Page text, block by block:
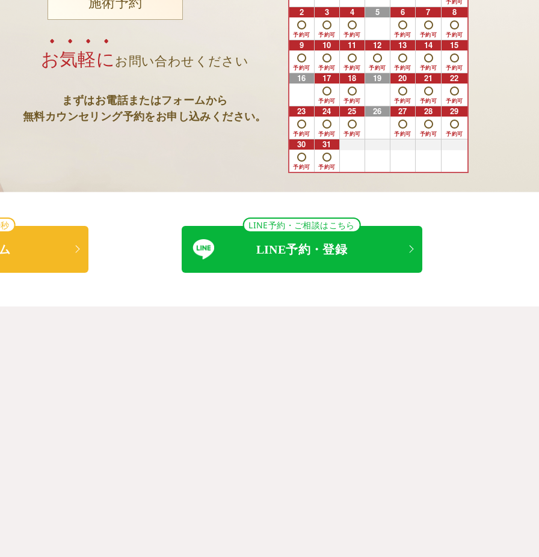
お気軽に お問い合わせください
まずはお電話またはフォームから
無料カウンセリング予約をお申し込みください。
2 3 4 5 6 7 8
9 10 11 12 13 14 15
16 17 18 19 20 21 22
23 24 25 26 27 28 29
30 31
LINE予約・ご相談はこちら
LINE予約・登録